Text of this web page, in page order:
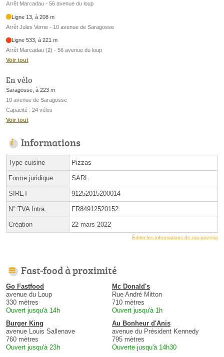
Arrêt Marcadau - 56 avenue du loup
Ligne 13, à 208 m
Arrêt Jules Verne - 10 avenue de Saragosse
Ligne 533, à 221 m
Arrêt Marcadau (2) - 56 avenue du loup
Voir tout
En vélo
Saragosse, à 223 m
10 avenue de Saragosse
Capacité : 24 vélos
Voir tout
Informations
Type cuisine Pizzas
Forme juridique SARL
SIRET 91252015200014
N° TVA Intra. FR84912520152
Création 22 mars 2022
Éditer les informations de ma pizzeria
Fast-food à proximité
Go Fastfood
avenue du Loup
330 mètres
Ouvert jusqu'à 14h
Mc Donald's
Rue André Mitton
710 mètres
Ouvert jusqu'à 1h
Burger King
avenue Louis Sallenave
760 mètres
Ouvert jusqu'à 23h
Au Bonheur d'Anis
avenue du Président Kennedy
795 mètres
Ouverte jusqu'à 14h30